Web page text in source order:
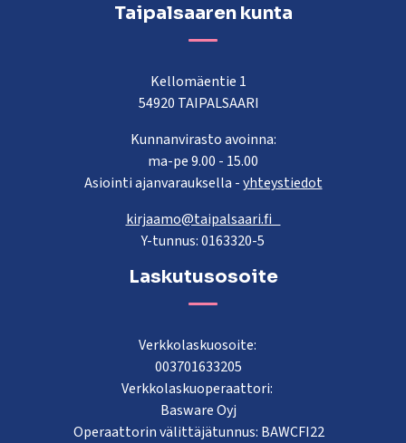
Taipalsaaren kunta
Kellomäentie 1
54920 TAIPALSAARI
Kunnanvirasto avoinna:
ma-pe 9.00 - 15.00
Asiointi ajanvarauksella -yhteystiedot
kirjaamo@taipalsaari.fi
Y-tunnus: 0163320-5
Laskutusosoite
Verkkolaskuosoite:
003701633205
Verkkolaskuoperaattori:
Basware Oyj
Operaattorin välittäjätunnus: BAWCFI22